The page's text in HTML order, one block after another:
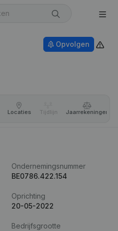
Opvolgen
Locaties Tijdlijn Jaar­rekeningen
Ondernemingsnummer
BE0786.422.154
Oprichting
20-05-2022
Bedrijfsgrootte